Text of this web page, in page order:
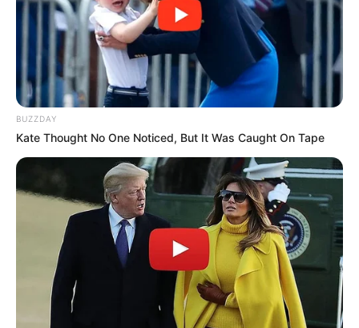
SHARE THIS Share it Tweet
Share it Pin it
PUBLICAÇÕES RELACIONADAS
BUZZDAY
Kate Thought No One Noticed, But It Was Caught On Tape